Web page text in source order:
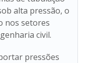
alta pressão, o
nos setores
civil.
pressões